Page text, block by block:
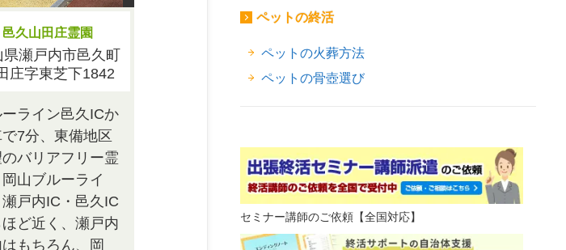
邑久山田庄霊園
県瀬戸内市邑久町
庄字東芝下1842
ライン邑久ICか
で7分、東備地区
バリアフリー霊
岡山ブルーライ
瀬戸内IC・邑久IC
ど近く、瀬戸内
もちろん、岡
ペットの終活
ペットの火葬方法
ペットの骨壺選び
セミナー講師のご依頼【全国対応】